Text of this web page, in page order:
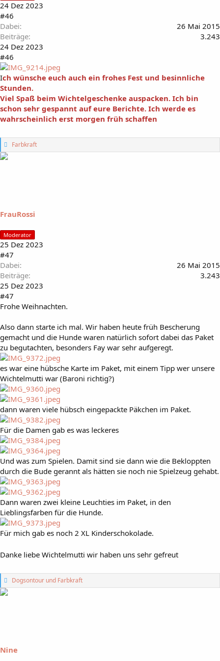
24 Dez 2023
#46
Dabei
26 Mai 2015
Beiträge
3.243
24 Dez 2023
#46
Ich wünsche euch auch ein frohes Fest und besinnliche
Stunden.
Viel Spaß beim Wichtelgeschenke auspacken. Ich bin
schon sehr gespannt auf eure Berichte. Ich werde es
wahrscheinlich erst morgen früh schaffen
G
e
r
Farbkraft
FrauRossi
Moderator
25 Dez 2023
#47
Dabei
26 Mai 2015
Beiträge
3.243
25 Dez 2023
#47
Frohe Weihnachten.
Also dann starte ich mal. Wir haben heute früh Bescherung
gemacht und die Hunde waren natürlich sofort dabei das Paket
zu begutachten, besonders Fay war sehr aufgeregt.
es war eine hübsche Karte im Paket, mit einem Tipp wer unsere
Wichtelmutti war (Baroni richtig?)
dann waren viele hübsch eingepackte Päkchen im Paket.
Für die Damen gab es was leckeres
Und was zum Spielen. Damit sind sie dann wie die Bekloppten
durch die Bude gerannt als hätten sie noch nie Spielzeug gehabt.
Dann waren zwei kleine Leuchties im Paket, in den
Lieblingsfarben für die Hunde.
Für mich gab es noch 2 XL Kinderschokolade.
Danke liebe Wichtelmutti wir haben uns sehr gefreut
G
e
r
Dogsontourund Farbkraft
Nine